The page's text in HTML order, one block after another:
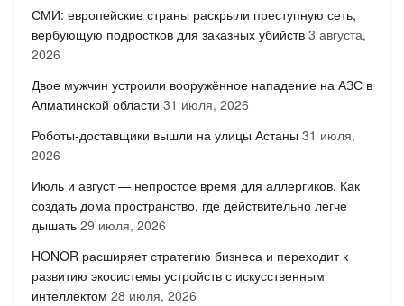
СМИ: европейские страны раскрыли преступную сеть,
вербующую подростков для заказных убийств 3 августа,
2026
Двое мужчин устроили вооружённое нападение на АЗС в
Алматинской области 31 июля, 2026
Роботы-доставщики вышли на улицы Астаны 31 июля,
2026
Июль и август — непростое время для аллергиков. Как
создать дома пространство, где действительно легче
дышать 29 июля, 2026
HONOR расширяет стратегию бизнеса и переходит к
развитию экосистемы устройств с искусственным
интеллектом 28 июля, 2026